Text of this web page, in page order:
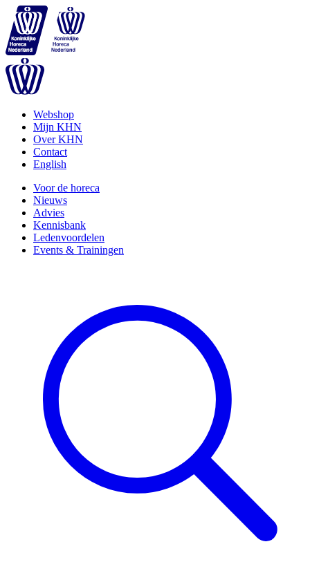
Webshop
Mijn KHN
Over KHN
Contact
English
Voor de horeca
Nieuws
Advies
Kennisbank
Ledenvoordelen
Events & Trainingen